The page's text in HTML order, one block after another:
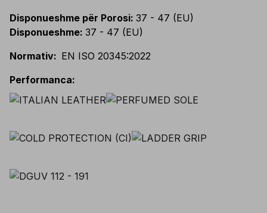
Disponueshme për Porosi: 37 - 47 (EU)
Disponueshme: 37 - 47 (EU)
Normativ: EN ISO 20345:2022
Performanca: